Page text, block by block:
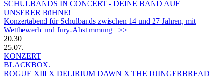
SCHULBANDS IN CONCERT - DEINE BAND AUF
UNSERER BüHNE!
Konzertabend für Schulbands zwischen 14 und 27 Jahren, mit
Wettbewerb und Jury-Abstimmung. >>
20.30
25.07.
KONZERT
BLACKBOX.
ROGUE XIII X DELIRIUM DAWN X THE DJINGERBREAD